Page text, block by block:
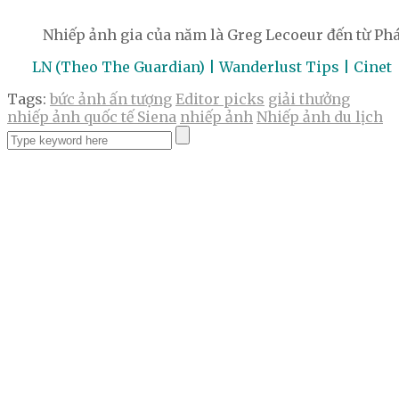
Nhiếp ảnh gia của năm là Greg Lecoeur đến từ
LN (Theo The Guardian) | Wanderlust Tips | Cinet
Tags: bức ảnh ấn tượng Editor picks giải thưởng
nhiếp ảnh quốc tế Siena nhiếp ảnh Nhiếp ảnh du lịch